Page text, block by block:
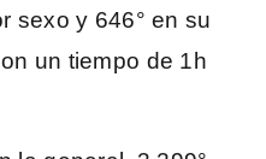
sexo y 646° en su
un tiempo de 1h